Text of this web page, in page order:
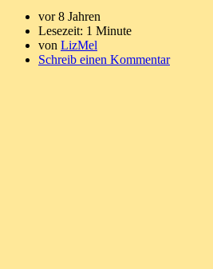
vor 8 Jahren
Lesezeit: 1 Minute
von LizMel
Schreib einen Kommentar